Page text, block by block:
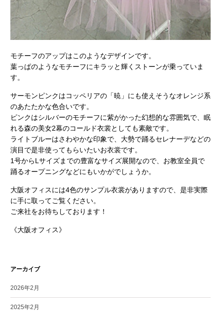
モチーフのアップはこのようなデザインです。
葉っぱのようなモチーフにキラッと輝くストーンが乗っていま
す。
サーモンピンクはコッペリアの「暁」にも使えそうなオレンジ系
のあたたかな色合いです。
ピンクはシルバーのモチーフに紫がかった幻想的な雰囲気で、眠
れる森の美女2幕のコールド衣裳としても素敵です。
ライトブルーはさわやかな印象で、大勢で踊るセレナーデなどの
演目で是非使ってもらいたいお衣裳です。
1号からLサイズまでの豊富なサイズ展開なので、お教室全員で
踊るオープニングなどにもいかがでしょうか。
大阪オフィスには4色のサンプル衣裳がありますので、是非実際
に手に取ってご覧ください。
ご来社をお待ちしております！
《大阪オフィス》
アーカイブ
2026年2月
2025年2月